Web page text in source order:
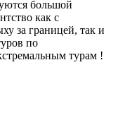
большой
как с
за границей, так и
по
турам !